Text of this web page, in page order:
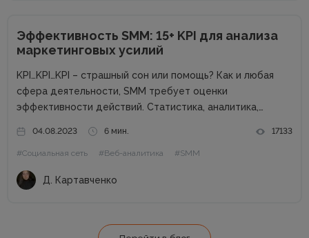
Эффективность SMM: 15+ KPI для анализа
маркетинговых усилий
KPI…KPI…KPI – страшный сон или помощь? Как и любая
сфера деятельности, SMM требует оценки
эффективности действий. Статистика, аналитика,
картины проекта. Однако что значит эта аббревиатура?
KPI (Key Performance Indicators) – это...
04.08.2023 6 мин. 17133
#Социальная сеть #Веб-аналитика #SMM
Д. Картавченко